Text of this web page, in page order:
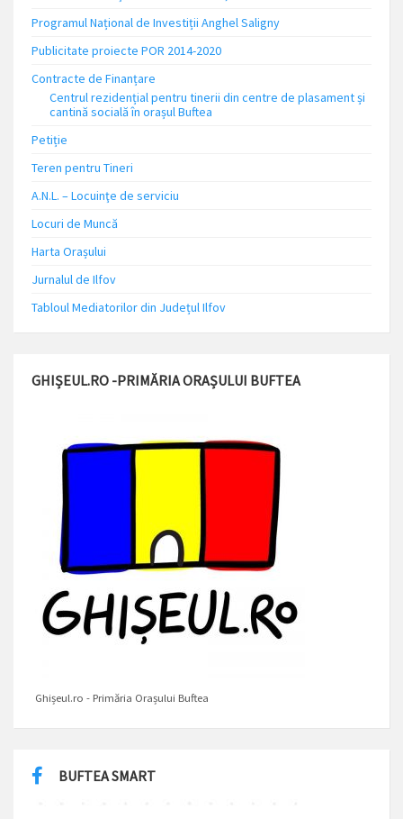
Programul Național de Investiții Anghel Saligny
Publicitate proiecte POR 2014-2020
Contracte de Finanțare
Centrul rezidențial pentru tinerii din centre de plasament și
cantină socială în orașul Buftea
Petiție
Teren pentru Tineri
A.N.L. – Locuinţe de serviciu
Locuri de Muncă
Harta Orașului
Jurnalul de Ilfov
Tabloul Mediatorilor din Județul Ilfov
GHIȘEUL.RO -PRIMĂRIA ORAȘULUI BUFTEA
Ghișeul.ro - Primăria Orașului Buftea
BUFTEA SMART